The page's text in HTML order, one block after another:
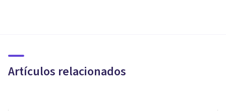
Artículos relacionados
psicoterapia en Málaga